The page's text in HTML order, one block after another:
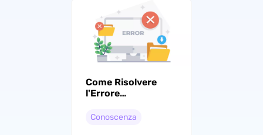
Come Risolvere
l'Errore
Metodi Efficaci
Conoscenza